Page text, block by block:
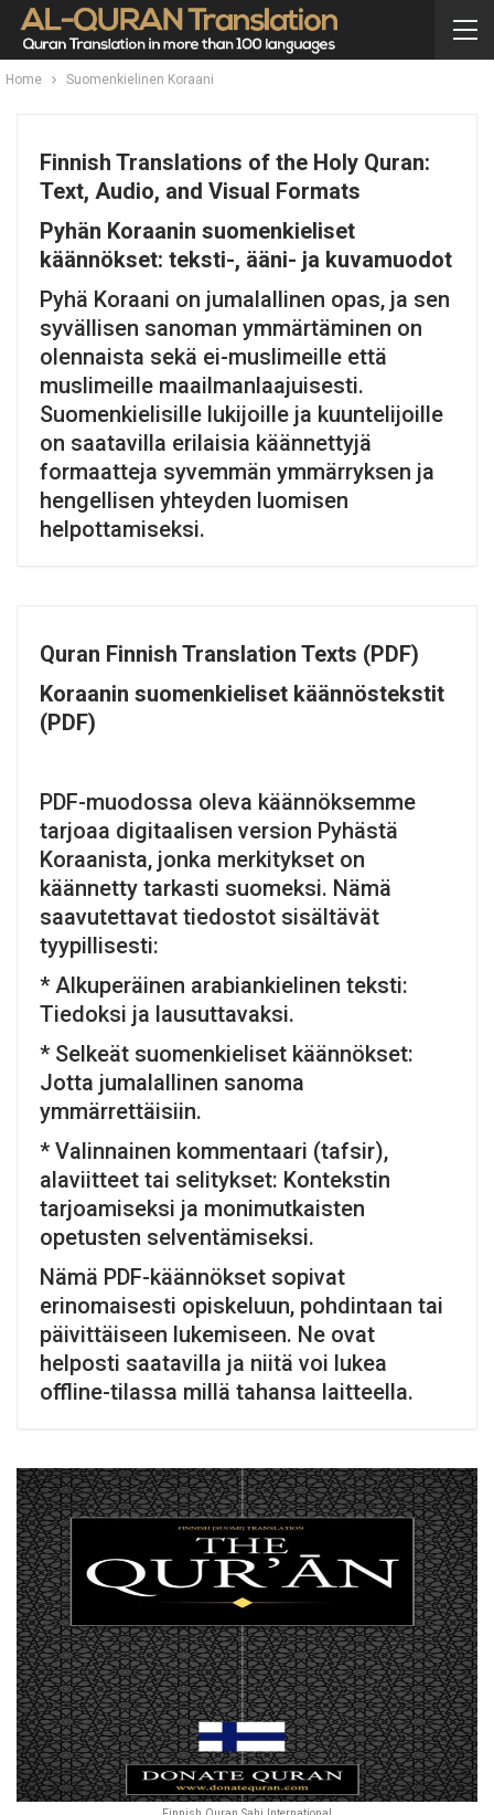
Home Suomenkielinen Koraani
Finnish Translations of the Holy Quran:
Text, Audio, and Visual Formats
Pyhän Koraanin suomenkieliset
käännökset: teksti-, ääni- ja kuvamuodot
Pyhä Koraani on jumalallinen opas, ja sen
syvällisen sanoman ymmärtäminen on
olennaista sekä ei-muslimeille että
muslimeille maailmanlaajuisesti.
Suomenkielisille lukijoille ja kuuntelijoille
on saatavilla erilaisia ​​käännettyjä
formaatteja syvemmän ymmärryksen ja
hengellisen yhteyden luomisen
helpottamiseksi.
Quran Finnish Translation Texts (PDF)
Koraanin suomenkieliset käännöstekstit
(PDF)
PDF-muodossa oleva käännöksemme
tarjoaa digitaalisen version Pyhästä
Koraanista, jonka merkitykset on
käännetty tarkasti suomeksi. Nämä
saavutettavat tiedostot sisältävät
tyypillisesti:
* Alkuperäinen arabiankielinen teksti:
Tiedoksi ja lausuttavaksi.
* Selkeät suomenkieliset käännökset:
Jotta jumalallinen sanoma
ymmärrettäisiin.
* Valinnainen kommentaari (tafsir),
alaviitteet tai selitykset: Kontekstin
tarjoamiseksi ja monimutkaisten
opetusten selventämiseksi.
Nämä PDF-käännökset sopivat
erinomaisesti opiskeluun, pohdintaan tai
päivittäiseen lukemiseen. Ne ovat
helposti saatavilla ja niitä voi lukea
offline-tilassa millä tahansa laitteella.